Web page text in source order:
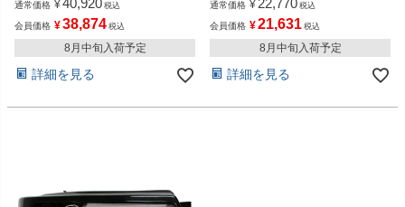
通常価格 ¥40,920 税込
会員価格 ¥38,874 税込
8月中旬入荷予定
詳細を見る
通常価格 ¥ 22,770 税込
会員価格 ¥21,631 税込
8月中旬入荷予定
詳細を見る